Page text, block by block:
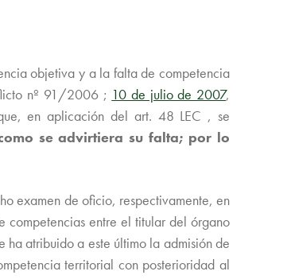
objetiva y a la falta de competencia
nº 91/2006 ; 10 de julio de 2007,
en aplicación del art. 48 LEC , se
se advirtiera su falta; por lo
examen de oficio, respectivamente, en
entre el titular del órgano
atribuido a este último la admisión de
territorial con posterioridad al